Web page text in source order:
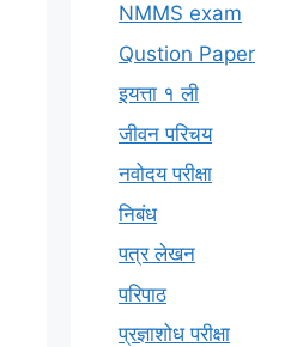
NMMS exam
Qustion Paper
इयत्ता १ ली
जीवन परिचय
नवोदय परीक्षा
निबंध
पत्र लेखन
परिपाठ
प्रज्ञाशोध परीक्षा